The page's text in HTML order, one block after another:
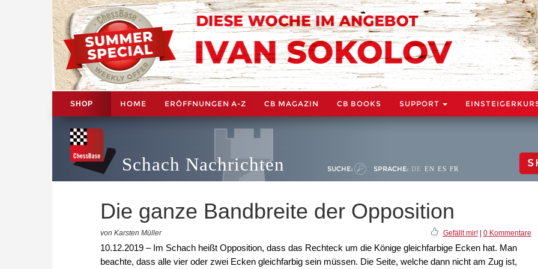
SHOP HOME ERÖFFNUNGEN A-Z CB MAGAZIN CB BOOKS SUPPORT
Schach Nachrichten SUCHE: SPRACHE: DE EN ES FR
Die ganze Bandbreite der Opposition
von Karsten Müller Gefällt mir!| 0 Kommentare
10.12.2019 – Im Schach heißt Opposition, dass das Rechteck um die Könige gleichfarbige Ecken hat. Man
beachte, dass alle vier oder zwei Ecken gleichfarbig sein müssen. Die Seite, welche dann nicht am Zug ist,